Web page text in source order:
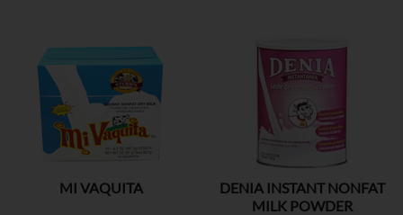
MI VAQUITA
DENIA INSTANT NONFAT
MILK POWDER